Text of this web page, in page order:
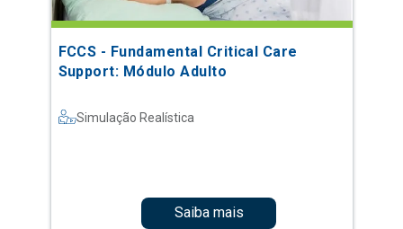
FCCS - Fundamental Critical Care
Support: Módulo Adulto
Simulação Realística
Saiba mais